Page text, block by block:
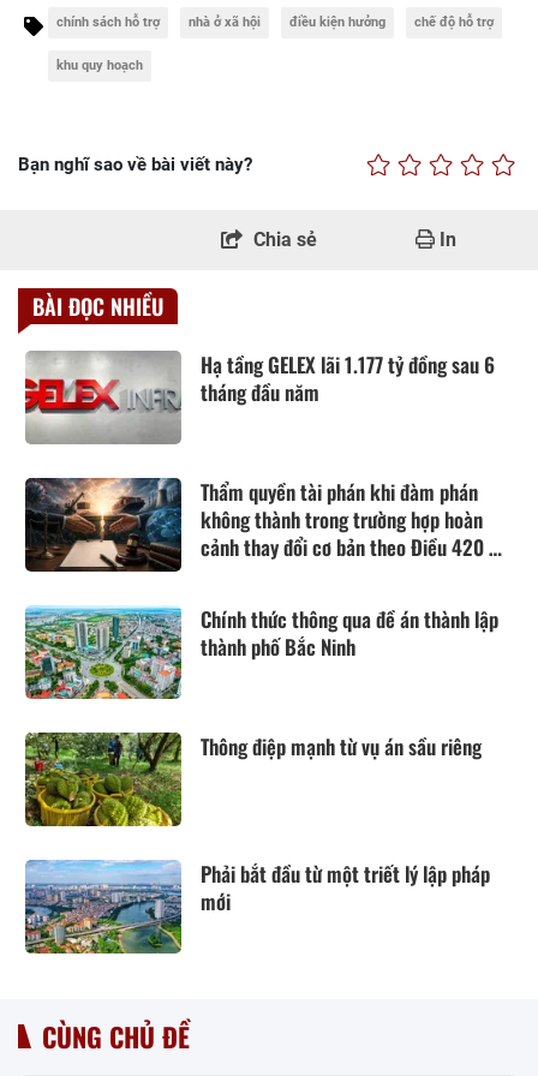
chính sách hỗ trợ nhà ở xã hội điều kiện hưởng chế độ hỗ trợ
khu quy hoạch
Bạn nghĩ sao về bài viết này?
Chia sẻ In
BÀI ĐỌC NHIỀU
Hạ tầng GELEX lãi 1.177 tỷ đồng sau 6
tháng đầu năm
Thẩm quyền tài phán khi đàm phán
không thành trong trường hợp hoàn
cảnh thay đổi cơ bản theo Điều 420 Bộ
Chính thức thông qua đề án thành lập
thành phố Bắc Ninh
Thông điệp mạnh từ vụ án sầu riêng
Phải bắt đầu từ một triết lý lập pháp
mới
CÙNG CHỦ ĐỀ